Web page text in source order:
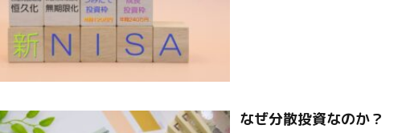
なぜ分散投資なのか？